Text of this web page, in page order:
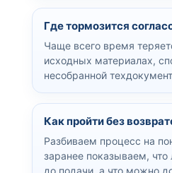
Где тормозится
Чаще всего время
исходных материалах,
несобранной
Как пройти без
Разбиваем процесс на
заранее показываем, что
до подачи, а что можно